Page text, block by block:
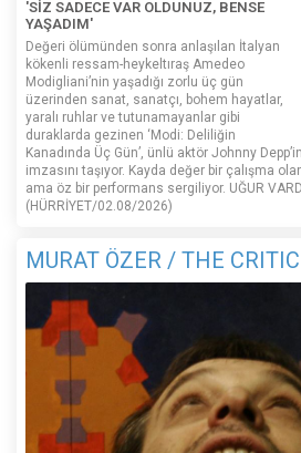
'SİZ SADECE VAR OLDUNUZ, BENSE
YAŞADIM'
Değeri ölümünden sonra anlaşılan İtalyan
kökenli ressam-heykeltıraş Amedeo
Modigliani’nin yaşadığı zorlu üç gün
üzerinden sanat, sanatçı, bohem hayatlar,
yaralı ruhlar ve tutunamayanlar gibi
duraklarda gezinen ‘Modi: Deliliğin
Kanadında Üç Gün’, ünlü aktör Johnny Depp’in
imzasını taşıyor. Kayda değer bir çalışma
ama öz bir performans sergiliyor. UĞUR
(HÜRRİYET/02.08/2026)
MURAT ÖZER / THE CRITIC